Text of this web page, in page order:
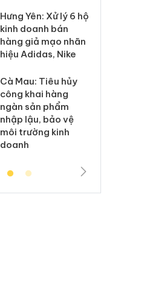
Hưng Yên: Xử lý 6 hộ
kinh doanh bán
hàng giả mạo nhãn
hiệu Adidas, Nike
Cà Mau: Tiêu hủy
công khai hàng
ngàn sản phẩm
nhập lậu, bảo vệ
môi trường kinh
doanh